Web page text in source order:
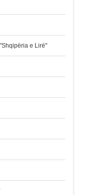
e Lirë"